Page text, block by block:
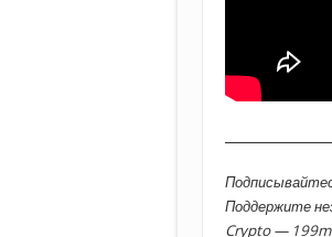
Поддержите
Crypto —